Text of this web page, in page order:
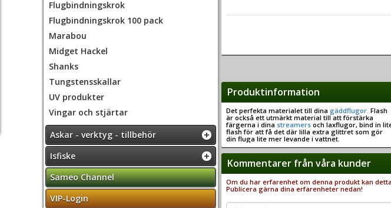
Flugbindningskrok
Flugbindningskrok 100 pack
Marabou
Midget Hackel
Shanks
Tungstensskallar
UV produkter
Vingar och stjärtar
Askar - verktyg - tillbehör
Isfiske
Sameo Channel
VIP-Login
Produktinformation
Det perfekta materialet till dina gäddflugor. Flash
är också ett utmärkt material till att förstärka
färgerna i dina streamers och laxflugor, bind in
flash för att få det där lilla extra glittret som gör
din fluga lite mer levande i vattnet.
Kommentarer från våra kunder
Om du har erfarenhet om denna produkt kan
Publicera gärna dina erfarenheter nedan!